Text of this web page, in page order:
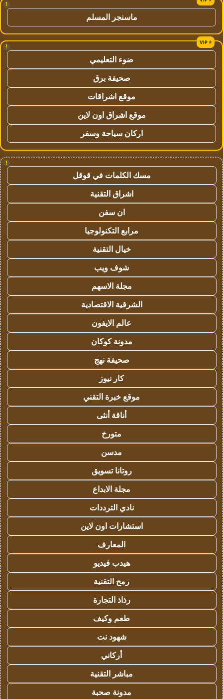
!
ماسنجر المسلم
!
ضوء التعليمي
صحيفة برق
موقع اشراقات
موقع اشراق اون لاين
اركان سياحة وسفر
!
مسك الكلمات في قوقل
اشراق التقنية
ان سفن
مرابع التكنولوجيا
خيال التقنية
شوف ويب
مجلة الاسهم
الشرقية الاقتصادية
عالم الايفون
مدونة كوكان
صحيفة نهج
كار نيوز
موقع خبرة التقني
أناقة أنثى
متورخ
مدسن
روتانا تسويق
مجلة الابداع
نادي الترددات
استشارات اون لاين
المعارف
هيدب فيديو
رمح التقنية
رذاذ التجارة
طعم وكيف
شهود نت
أركاني
مباشر التقنية
مدونة صحبة